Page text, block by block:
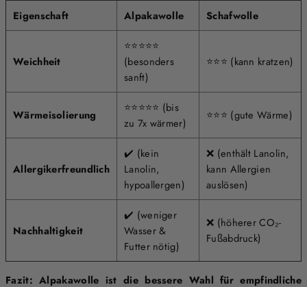
Eigenschaft Alpakawolle Schafwolle
Weichheit
⭐⭐⭐⭐⭐
(besonders
sanft)
⭐⭐⭐ (kann kratzen)
Wärmeisolierung
⭐⭐⭐⭐⭐ (bis
zu 7x wärmer)
⭐⭐⭐ (gute Wärme)
Allergikerfreundlich
✔️ (kein
Lanolin,
hypoallergen)
❌ (enthält Lanolin,
kann Allergien
auslösen)
Nachhaltigkeit
✔️ (weniger
Wasser &
Futter nötig)
❌ (höherer CO₂-
Fußabdruck)
Fazit: Alpakawolle ist die bessere Wahl für empfindliche